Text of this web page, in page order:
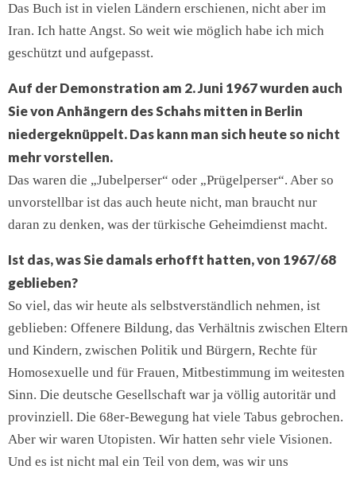
Das Buch ist in vielen Ländern erschienen, nicht aber im
Iran. Ich hatte Angst. So weit wie möglich habe ich mich
geschützt und aufgepasst.
Auf der Demonstration am 2. Juni 1967 wurden auch
Sie von Anhängern des Schahs mitten in Berlin
niedergeknüppelt. Das kann man sich heute so nicht
mehr vorstellen.
Das waren die „Jubelperser“ oder „Prügelperser“. Aber so
unvorstellbar ist das auch heute nicht, man braucht nur
daran zu denken, was der türkische Geheimdienst macht.
Ist das, was Sie damals erhofft hatten, von 1967/68
geblieben?
So viel, das wir heute als selbstverständlich nehmen, ist
geblieben: Offenere Bildung, das Verhältnis zwischen Eltern
und Kindern, zwischen Politik und Bürgern, Rechte für
Homosexuelle und für Frauen, Mitbestimmung im weitesten
Sinn. Die deutsche Gesellschaft war ja völlig autoritär und
provinziell. Die 68er-Bewegung hat viele Tabus gebrochen.
Aber wir waren Utopisten. Wir hatten sehr viele Visionen.
Und es ist nicht mal ein Teil von dem, was wir uns